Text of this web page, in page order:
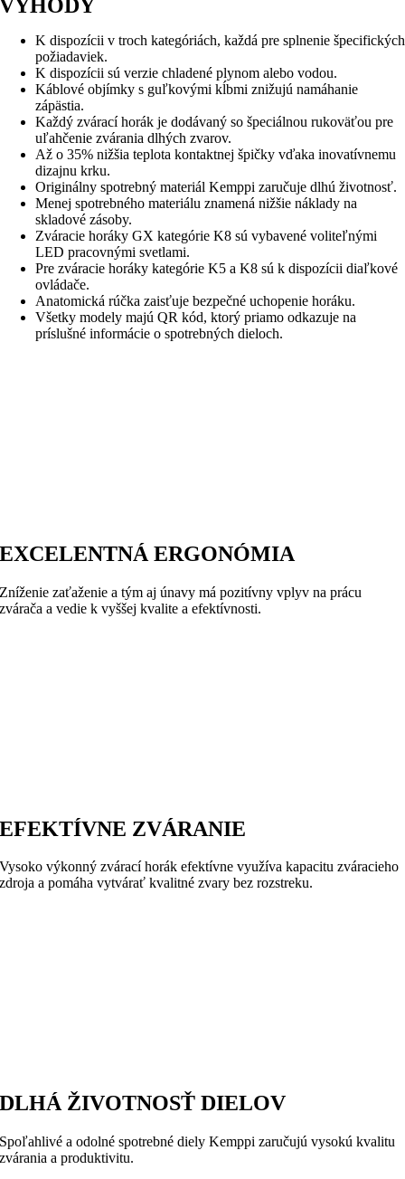
VÝHODY
K dispozícii v troch kategóriách, každá pre splnenie špecifických
požiadaviek.
K dispozícii sú verzie chladené plynom alebo vodou.
Káblové objímky s guľkovými kĺbmi znižujú namáhanie
zápästia.
Každý zvárací horák je dodávaný so špeciálnou rukoväťou pre
uľahčenie zvárania dlhých zvarov.
Až o 35% nižšia teplota kontaktnej špičky vďaka inovatívnemu
dizajnu krku.
Originálny spotrebný materiál Kemppi zaručuje dlhú životnosť.
Menej spotrebného materiálu znamená nižšie náklady na
skladové zásoby.
Zváracie horáky GX kategórie K8 sú vybavené voliteľnými
LED pracovnými svetlami.
Pre zváracie horáky kategórie K5 a K8 sú k dispozícii diaľkové
ovládače.
Anatomická rúčka zaisťuje bezpečné uchopenie horáku.
Všetky modely majú QR kód, ktorý priamo odkazuje na
príslušné informácie o spotrebných dieloch.
EXCELENTNÁ ERGONÓMIA
Zníženie zaťaženie a tým aj únavy má pozitívny vplyv na prácu
zvárača a vedie k vyššej kvalite a efektívnosti.
EFEKTÍVNE ZVÁRANIE
Vysoko výkonný zvárací horák efektívne využíva kapacitu zváracieho
zdroja a pomáha vytvárať kvalitné zvary bez rozstreku.
DLHÁ ŽIVOTNOSŤ DIELOV
Spoľahlivé a odolné spotrebné diely Kemppi zaručujú vysokú kvalitu
zvárania a produktivitu.